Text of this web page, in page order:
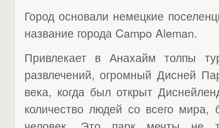
Город основали немецкие
название города Campo Aleman.
Привлекает в Анахайм толпы
развлечений, огромный Дисней
века, когда был открыт
количество людей со всего мира,